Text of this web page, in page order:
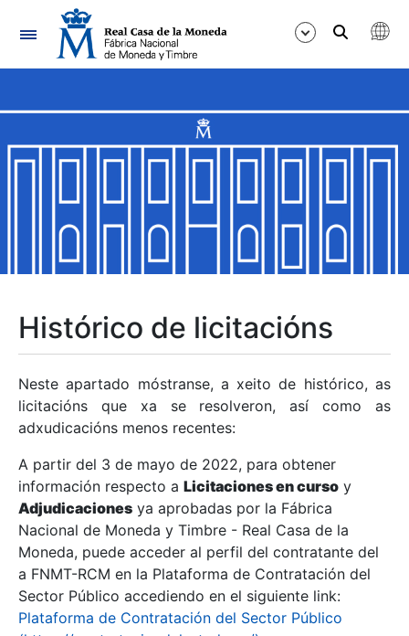
Navegación
Mostrar/Ocultar
Mostrar/Ocultar
Mostrar/Ocultar
Mostrar/Ocultar
Mostrar/Ocultar
Mostrar/Ocultar
Histórico de licitacións
Neste apartado móstranse, a xeito de histórico, as
licitacións que xa se resolveron, así como as
adxudicacións menos recentes:
A partir del 3 de mayo de 2022, para obtener
información respecto a Licitaciones en curso y
Adjudicaciones ya aprobadas por la Fábrica
Nacional de Moneda y Timbre - Real Casa de la
Moneda, puede acceder al perfil del contratante del
a FNMT-RCM en la Plataforma de Contratación del
Sector Público accediendo en el siguiente link:
Plataforma de Contratación del Sector Público